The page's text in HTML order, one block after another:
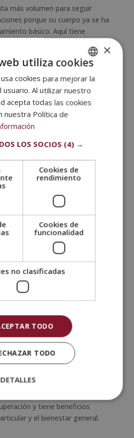
más volumen para seguir
porque su cuerpo ya se ha
básico. Aquí tiene
patrones de movimiento.
legs simplificada. Con 5 días,
extra para los grupos
quieras desarrollar o para
específico.
de la fatiga
más frecuencia y volumen
mejora es menor y el cuerpo
más intensos y
necesitangestionar
de descarga planificadas
e intensidad) son
6 días seguidos sin
al sobreentrenamiento más
anteriores.
días a la semana?
personas
, salvo que las
intensidad o se alterne entre
muy diferentes. El descanso
del proceso de mejora.
de movilidad, estiramientos o
y tiene beneficios
y el bienestar general.
SPANISH
PORTUGUESE
×
utiliza cookies
cookies para mejorar la
usuario. Al utilizar nuestro
acepta todas las cookies
nuestra Política de
LOS SOCIOS (4) →
Cookies de
rendimiento
Cookies de
funcionalidad
no clasificadas
TODO
TODO